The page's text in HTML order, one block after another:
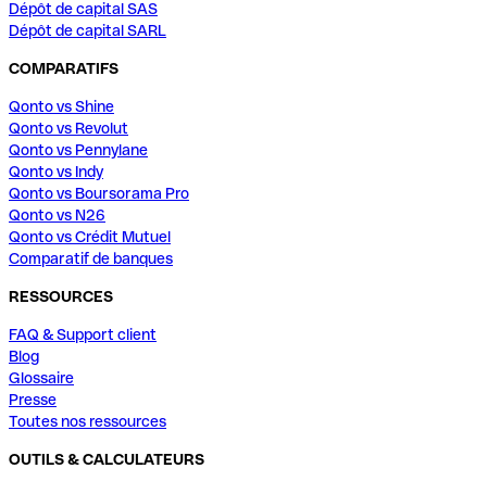
Dépôt de capital SAS
Dépôt de capital SARL
COMPARATIFS
Qonto vs Shine
Qonto vs Revolut
Qonto vs Pennylane
Qonto vs Indy
Qonto vs Boursorama Pro
Qonto vs N26
Qonto vs Crédit Mutuel
Comparatif de banques
RESSOURCES
FAQ & Support client
Blog
Glossaire
Presse
Toutes nos ressources
OUTILS & CALCULATEURS